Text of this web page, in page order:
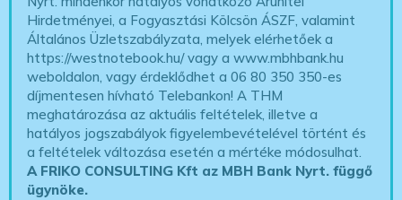
Hirdetményei, a Fogyasztási Kölcsön ÁSZF, valamint
Általános Üzletszabályzata, melyek elérhetőek a
https://westnotebook.hu/vagy a www.mbhbank.hu
weboldalon, vagy érdeklődhet a 06 80 350 350-es
díjmentesen hívható Telebankon! A THM
meghatározása az aktuális feltételek, illetve a
hatályos jogszabályok figyelembevételével történt és
a feltételek változása esetén a mértéke módosulhat.
A FRIKO CONSULTING Kft az MBH Bank Nyrt. függő
ügynöke.